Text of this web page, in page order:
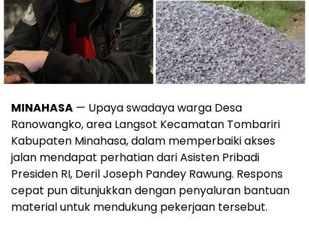
MINAHASA — Upaya swadaya warga Desa
Ranowangko, area Langsot Kecamatan Tombariri
Kabupaten Minahasa, dalam memperbaiki akses
jalan mendapat perhatian dari Asisten Pribadi
Presiden RI, Deril Joseph Pandey Rawung. Respons
cepat pun ditunjukkan dengan penyaluran bantuan
material untuk mendukung pekerjaan tersebut.